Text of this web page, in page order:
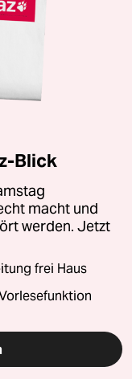
Blick
macht und
werden. Jetzt
frei Haus